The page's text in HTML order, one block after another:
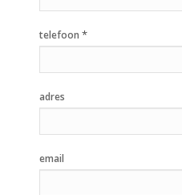
telefoon *
adres
email